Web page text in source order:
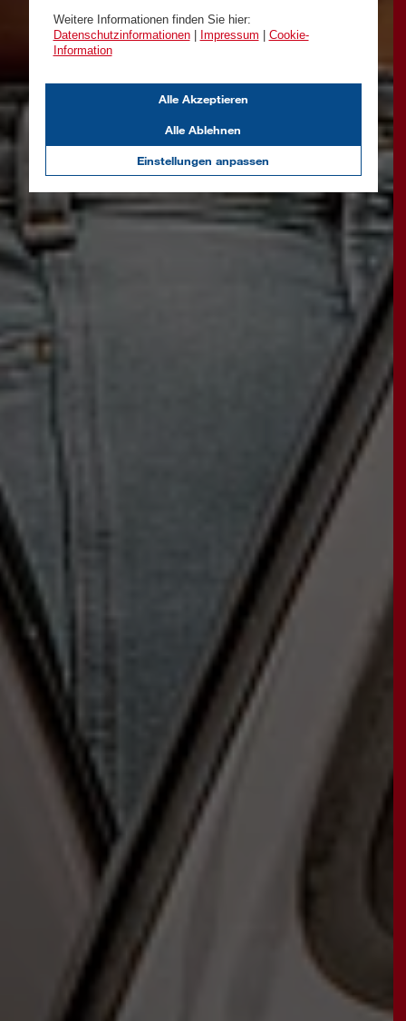
Weitere Informationen finden Sie hier:
Datenschutzinformationen| Impressum
Cookie-
Information
Einstellungen anpassen
Alle Ablehnen
Alle Akzeptieren